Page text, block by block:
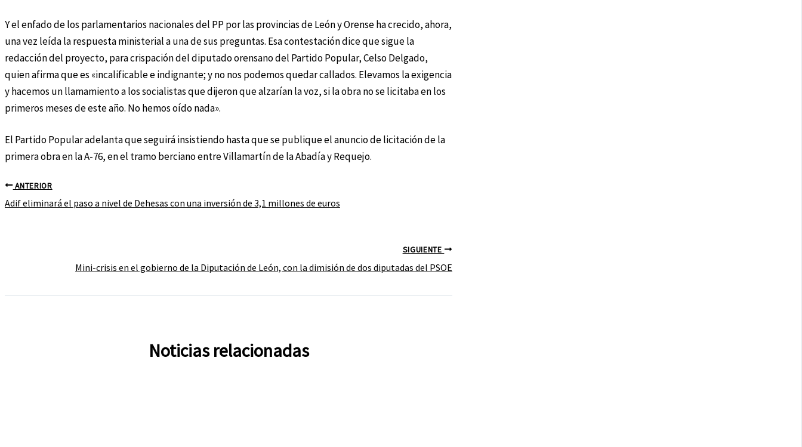
Y el enfado de los parlamentarios nacionales del PP por las provincias de León y Orense ha crecido, ahora,
una vez leída la respuesta ministerial a una de sus preguntas. Esa contestación dice que sigue la
redacción del proyecto, para crispación del diputado orensano del Partido Popular, Celso Delgado,
quien afirma que es «incalificable e indignante; y no nos podemos quedar callados. Elevamos la exigencia
y hacemos un llamamiento a los socialistas que dijeron que alzarían la voz, si la obra no se licitaba en los
primeros meses de este año. No hemos oído nada».
El Partido Popular adelanta que seguirá insistiendo hasta que se publique el anuncio de licitación de la
primera obra en la A-76, en el tramo berciano entre Villamartín de la Abadía y Requejo.
ANTERIOR
Adif eliminará el paso a nivel de Dehesas con una inversión de 3,1 millones de euros
SIGUIENTE
Mini-crisis en el gobierno de la Diputación de León, con la dimisión de dos diputadas del PSOE
Noticias relacionadas